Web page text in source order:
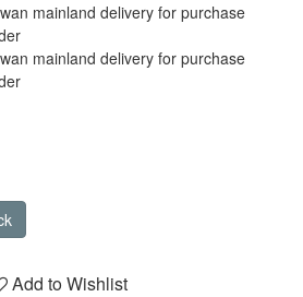
mainland delivery for purchase
mainland delivery for purchase
Add to Wishlist